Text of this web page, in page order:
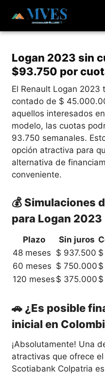
Logan 2023 sin
$93.750 por
El Renault Logan 2023
contado de $
aquellos interesados
modelo, las cuotas
93.750 semanales.
opción atractiva para
alternativa de
conveniente.
💰 Simulaciones
para Logan 2023
Plazo Sin juros
48 meses $ 937.500
60 meses $ 750.000 $
120 meses $ 375.000
🚗 ¿Es posible
inicial en
¡Absolutamente! Una
atractivas que ofrece
Scotiabank Colpatria